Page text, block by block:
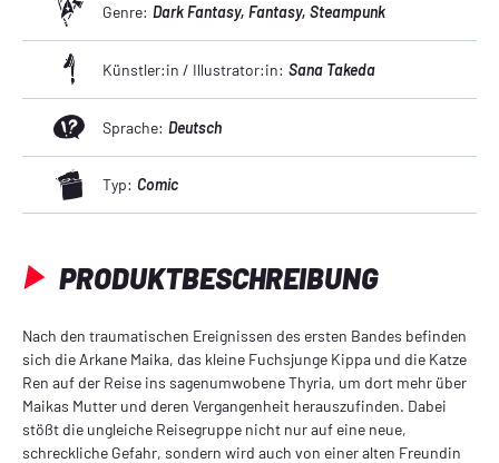
PRODUKTBESCHREIBUNG
Nach den traumatischen Ereignissen des ersten Bandes befinden
sich die Arkane Maika, das kleine Fuchsjunge Kippa und die Katze
Ren auf der Reise ins sagenumwobene Thyria, um dort mehr über
Maikas Mutter und deren Vergangenheit herauszufinden. Dabei
stößt die ungleiche Reisegruppe nicht nur auf eine neue,
schreckliche Gefahr, sondern wird auch von einer alten Freundin
Genre: Dark Fantasy, Fantasy, Steampunk
Künstler:in / Illustrator:in: Sana Takeda
Sprache: Deutsch
Typ: Comic